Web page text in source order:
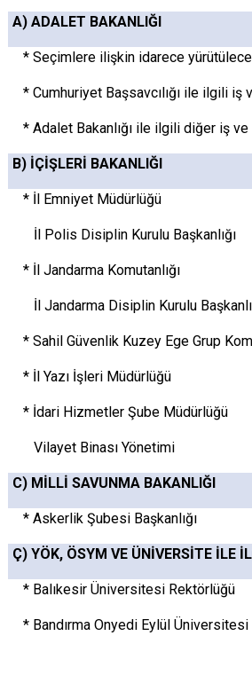
A) ADALET BAKANLIĞI
* Seçimlere ilişkin idarece
* Cumhuriyet Başsavcılığı ile ilgili iş
* Adalet Bakanlığı ile ilgili diğer iş
B) İÇİŞLERİ BAKANLIĞI
* İl Emniyet Müdürlüğü
İl Polis Disiplin Kurulu Başkanlığı
* İl Jandarma Komutanlığı
İl Jandarma Disiplin Kurulu
* Sahil Güvenlik Kuzey Ege Grup
* İl Yazı İşleri Müdürlüğü
* İdari Hizmetler Şube Müdürlüğü
Vilayet Binası Yönetimi
C) MİLLİ SAVUNMA BAKANLIĞI
* Askerlik Şubesi Başkanlığı
Ç) YÖK, ÖSYM VE ÜNİVERSİTE İLE
* Balıkesir Üniversitesi Rektörlüğü
* Bandırma Onyedi Eylül